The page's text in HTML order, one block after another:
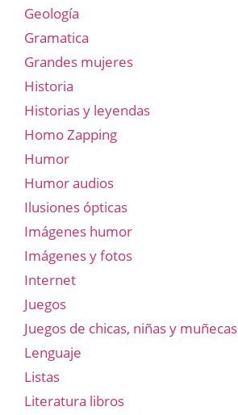
Geología
Gramatica
Grandes mujeres
Historia
Historias y leyendas
Homo Zapping
Humor
Humor audios
Ilusiones ópticas
Imágenes humor
Imágenes y fotos
Internet
Juegos
Juegos de chicas, niñas y muñecas
Lenguaje
Listas
Literatura libros